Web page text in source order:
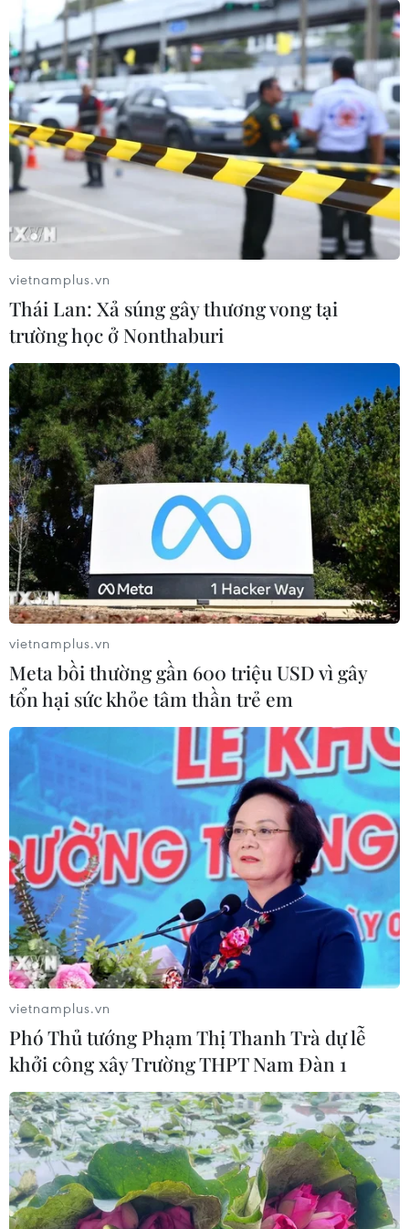
TIN CÙNG CHUYÊN MỤC
Cục diện ASEAN Cup: Việt Nam
quyết giành ngôi đầu, Thái Lan vẫn
có thể bị loại
07/08/2026 02:29
vietnamplus.vn
Thái Lan: Xả súng gây thương vong tại
trường học ở Nonthaburi
vietnamplus.vn
Meta bồi thường gần 600 triệu USD vì gây
tổn hại sức khỏe tâm thần trẻ em
vietnamplus.vn
Phó Thủ tướng Phạm Thị Thanh Trà dự lễ
khởi công xây Trường THPT Nam Đàn 1